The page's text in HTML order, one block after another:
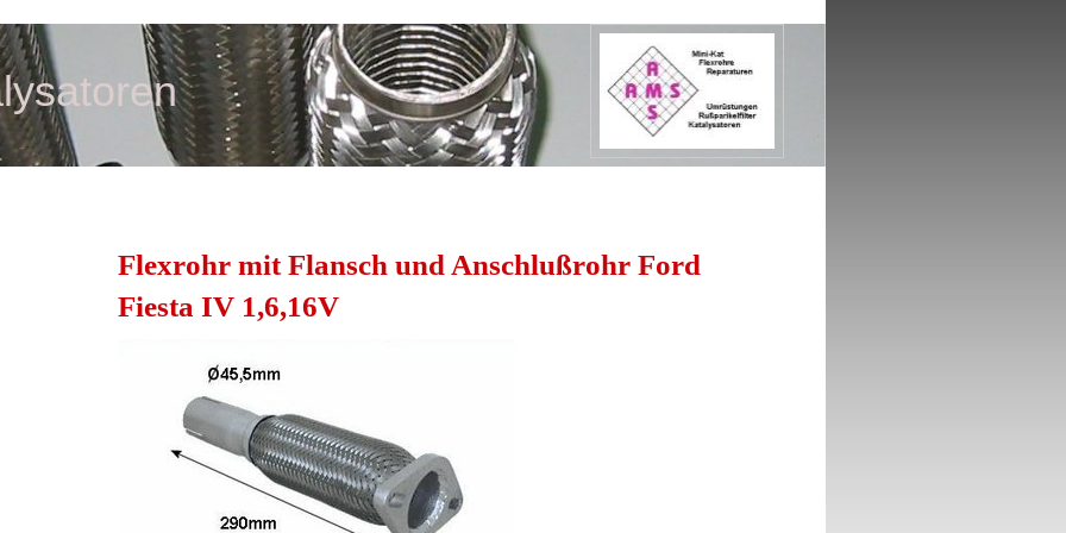
Flexrohr mit Flansch und Anschlußrohr Ford
Fiesta IV 1,6,16V